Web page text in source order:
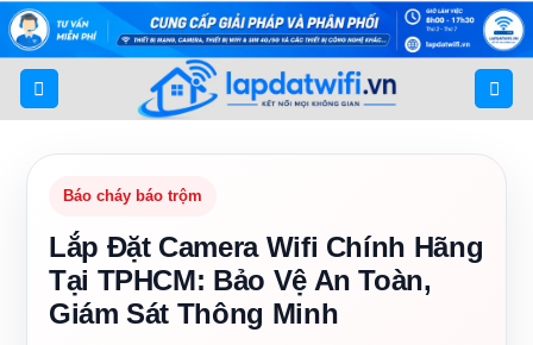
Bỏ
qua
nội
dung
Báo cháy báo trộm
Lắp Đặt Camera Wifi Chính Hãng
Tại TPHCM: Bảo Vệ An Toàn,
Giám Sát Thông Minh